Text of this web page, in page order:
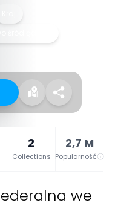
śródlądowe
2
Collections
2,7 M
Popularność
we